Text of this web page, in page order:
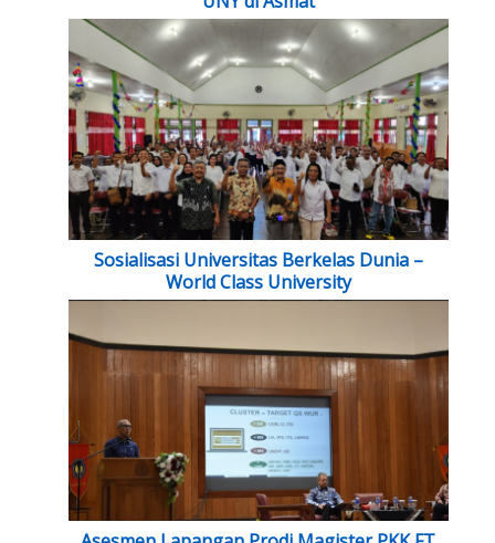
Sosialisasi Universitas Berkelas Dunia –
World Class University